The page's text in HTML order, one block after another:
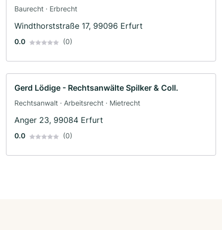
Baurecht · Erbrecht
Windthorststraße 17, 99096 Erfurt
0.0 (0)
Gerd Lödige - Rechtsanwälte Spilker & Coll.
Rechtsanwalt · Arbeitsrecht · Mietrecht
Anger 23, 99084 Erfurt
0.0 (0)